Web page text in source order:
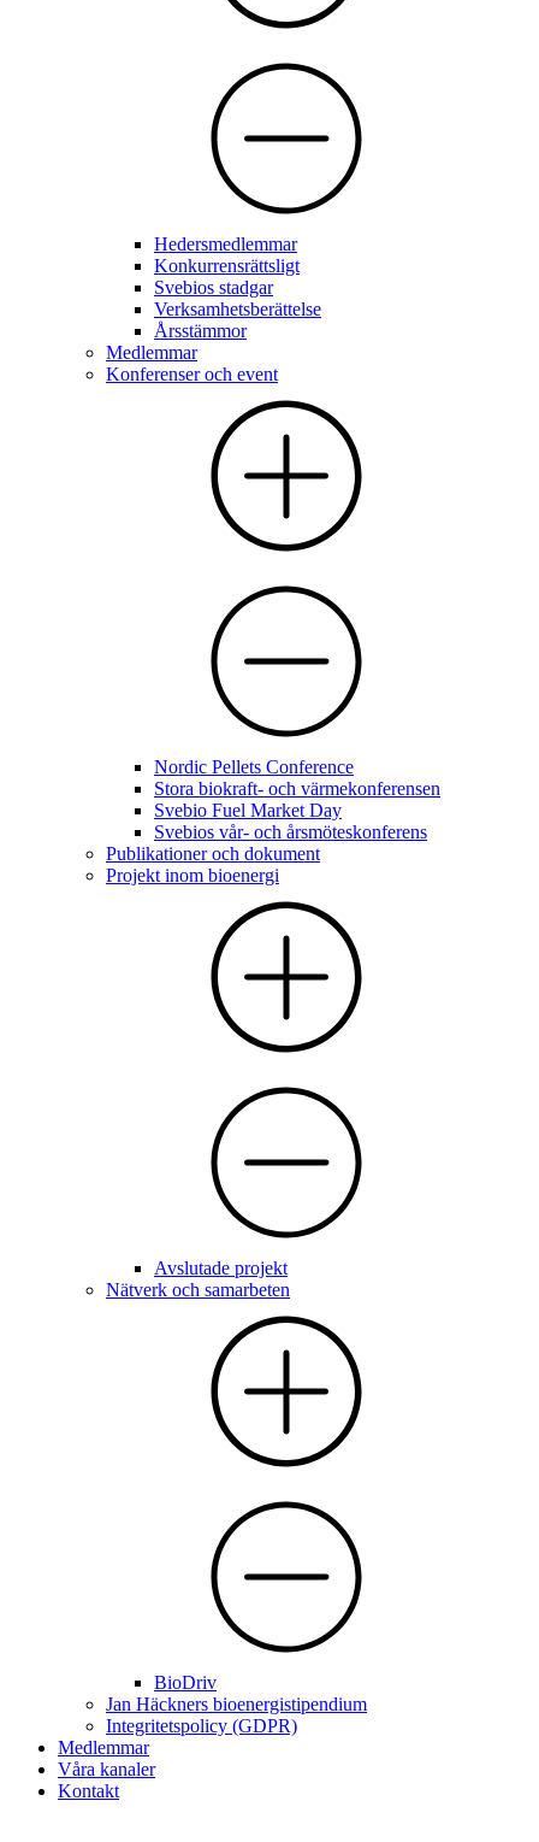
Hedersmedlemmar
Konkurrensrättsligt
Svebios stadgar
Verksamhetsberättelse
Årsstämmor
Medlemmar
Konferenser och event
Nordic Pellets Conference
Stora biokraft- och värmekonferensen
Svebio Fuel Market Day
Svebios vår- och årsmöteskonferens
Publikationer och dokument
Projekt inom bioenergi
Avslutade projekt
Nätverk och samarbeten
BioDriv
Jan Häckners bioenergistipendium
Integritetspolicy (GDPR)
Medlemmar
Våra kanaler
Kontakt